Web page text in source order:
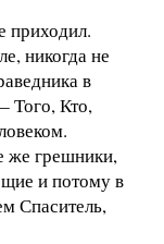
приходил.
никогда не
в
Того, Кто,
же грешники,
и потому в
Спаситель,